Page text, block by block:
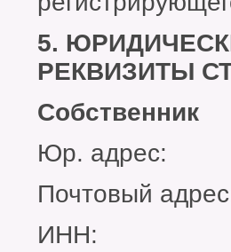
5.
РЕКВИЗИТЫ
Собственник
Юр. адрес:
Почтовый
ИНН: